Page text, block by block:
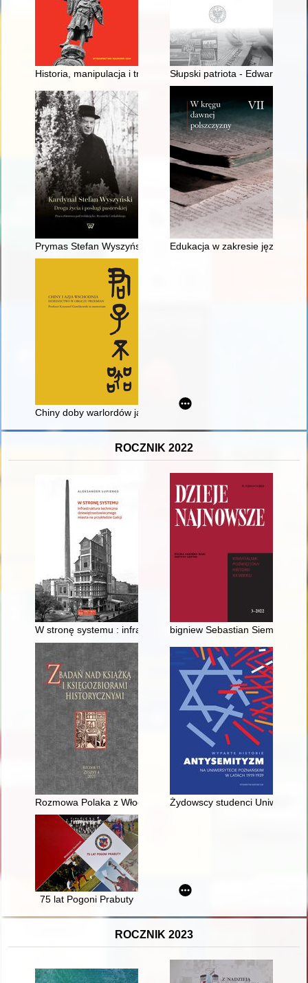
Historia, manipulacja i trauma : przypadek Katalonii
Słupski patriota - Edward
Prymas Stefan Wyszyński a dążenia narodowościowe Polaków
Edukacja w zakresie języka
Chiny doby warlordów jako archetyp współczesnych "państw
ROCZNIK 2022
W stronę systemu : infrastruktura technicznabigniew Sebastian Siemaszko
Rozmowa Polaka z Włochem" Łukasza Górnickiego :
Żydowscy studenci
75 lat Pogoni Prabuty
ROCZNIK 2023